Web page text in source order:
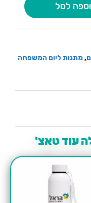
לסל
,מתנות ליום המשפחה
עוד טאצ'